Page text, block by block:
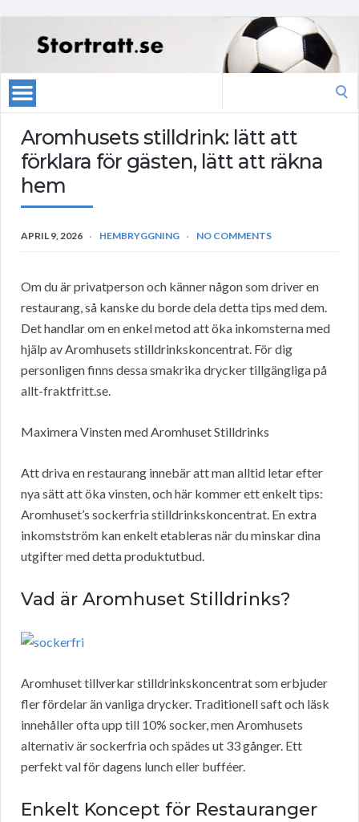
Aromhusets stilldrink: lätt att
förklara för gästen, lätt att räkna
hem
APRIL 9, 2026 HEMBRYGGNING NO COMMENTS
Om du är privatperson och känner någon som driver en
restaurang, så kanske du borde dela detta tips med dem.
Det handlar om en enkel metod att öka inkomsterna med
hjälp av Aromhusets stilldrinkskoncentrat. För dig
personligen finns dessa smakrika drycker tillgängliga på
allt-fraktfritt.se.
Maximera Vinsten med Aromhuset Stilldrinks
Att driva en restaurang innebär att man alltid letar efter
nya sätt att öka vinsten, och här kommer ett enkelt tips:
Aromhuset’s sockerfria stilldrinkskoncentrat. En extra
inkomstström kan enkelt etableras när du minskar dina
utgifter med detta produktutbud.
Vad är Aromhuset Stilldrinks?
Aromhuset tillverkar stilldrinkskoncentrat som erbjuder
fler fördelar än vanliga drycker. Traditionell saft och läsk
innehåller ofta upp till 10% socker, men Aromhusets
alternativ är sockerfria och spädes ut 33 gånger. Ett
perfekt val för dagens lunch eller bufféer.
Enkelt Koncept för Restauranger